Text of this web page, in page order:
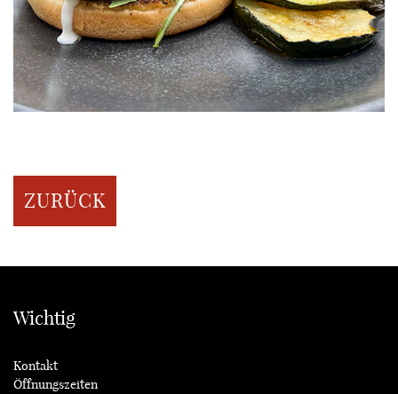
ZURÜCK
Wichtig
Kontakt
Öffnungszeiten